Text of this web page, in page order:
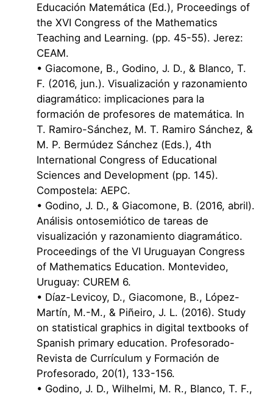
Educación Matemática (Ed.), Proceedings of
the XVI Congress of the Mathematics
Teaching and Learning. (pp. 45-55). Jerez:
CEAM.
• Giacomone, B., Godino, J. D., & Blanco, T.
F. (2016, jun.). Visualización y razonamiento
diagramático: implicaciones para la
formación de profesores de matemática. In
T. Ramiro-Sánchez, M. T. Ramiro Sánchez, &
M. P. Bermúdez Sánchez (Eds.), 4th
International Congress of Educational
Sciences and Development (pp. 145).
Compostela: AEPC.
• Godino, J. D., & Giacomone, B. (2016, abril).
Análisis ontosemiótico de tareas de
visualización y razonamiento diagramático.
Proceedings of the VI Uruguayan Congress
of Mathematics Education. Montevideo,
Uruguay: CUREM 6.
• Díaz-Levicoy, D., Giacomone, B., López-
Martín, M.-M., & Piñeiro, J. L. (2016). Study
on statistical graphics in digital textbooks of
Spanish primary education. Profesorado-
Revista de Currículum y Formación de
Profesorado, 20(1), 133-156.
• Godino, J. D., Wilhelmi, M. R., Blanco, T. F.,